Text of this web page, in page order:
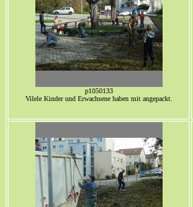
p1050133
Vilele Kinder und Erwachsene haben mit angepackt.